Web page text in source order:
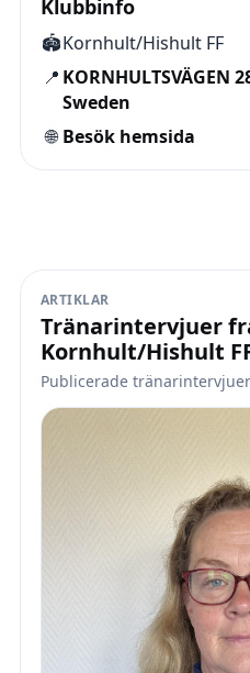
Klubbinfo
🏟️Kornhult/Hishult FF
📍 KORNHULTSVÄGEN
Sweden
🌐 Besök hemsida
ARTIKLAR
Tränarintervjuer
Kornhult/Hishult
Publicerade